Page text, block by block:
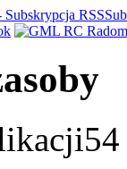
54